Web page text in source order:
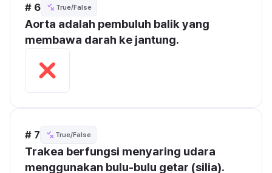
# 6 True/False
Aorta adalah pembuluh balik yang
membawa darah ke jantung.
# 7 True/False
Trakea berfungsi menyaring udara
menggunakan bulu-bulu getar (silia).